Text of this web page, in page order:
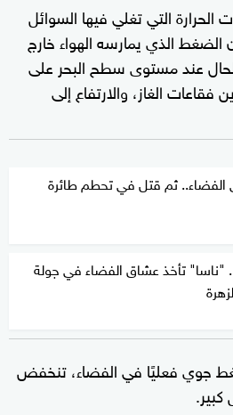
التي تغلي فيها السوائل
الضغط الذي يمارسه الهواء خارج
عند مستوى سطح البحر على
الغاز، والارتفاع إلى
الفضاء.. ثم قتل في تحطم طائرة
"ناسا" تأخذ عشاق الفضاء في جولة
جوي فعليًا في الفضاء، تنخفض